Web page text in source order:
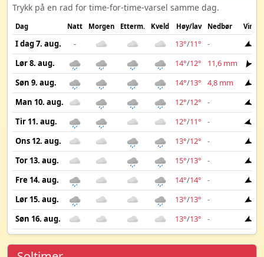
Trykk på en rad for time-for-time-varsel samme dag.
Dag Natt Morgen Etterm. Kveld Høy/lav Nedbør Vind
I dag 7. aug. - 13°/11° -
Lør 8. aug.
14°/12° 11,6 mm
Søn 9. aug.
14°/13° 4,8 mm
Man 10. aug.
12°/12° -
Tir 11. aug.
12°/11° -
Ons 12. aug.
13°/12° -
Tor 13. aug.
15°/13° -
Fre 14. aug.
14°/14° -
Lør 15. aug.
13°/13° -
Søn 16. aug.
13°/13° -